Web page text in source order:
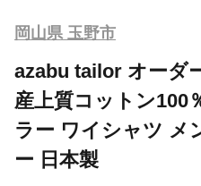
岡山県 玉野市
azabu tailor オーダ
産上質コットン100
ラー ワイシャツ メ
ー 日本製